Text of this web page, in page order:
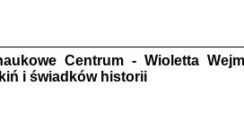
Warszawa
Centrum - Wioletta
i świadków historii